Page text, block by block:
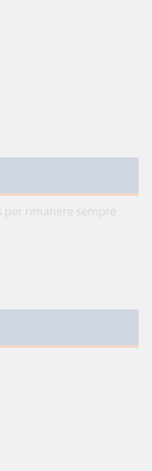
per rimanere sempre